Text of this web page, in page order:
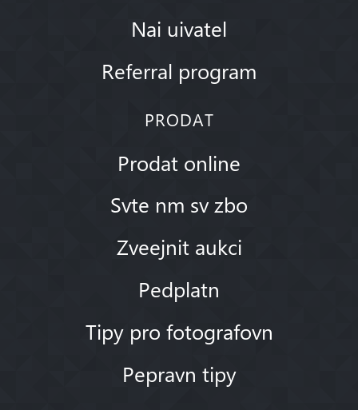
Nai uivatel
Referral program
PRODAT
Prodat online
Svte nm sv zbo
Zveejnit aukci
Pedplatn
Tipy pro fotografovn
Pepravn tipy